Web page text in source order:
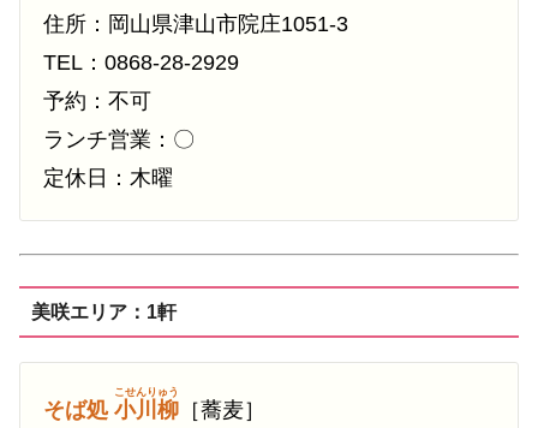
住所：岡山県津山市院庄1051-3
TEL：0868-28-2929
予約：不可
ランチ営業：〇
定休日：木曜
美咲エリア：1軒
そば処 小川柳
こせんりゅう
［蕎麦］